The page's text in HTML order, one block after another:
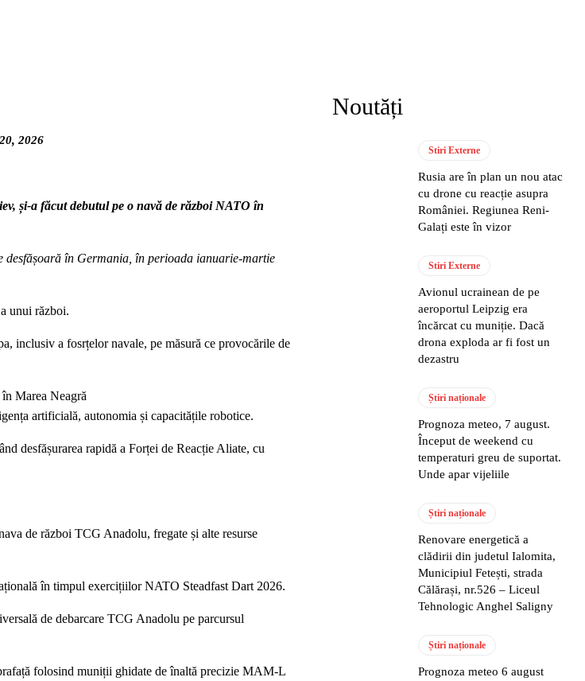
2026
și-a făcut debutul pe o navă de război NATO în
desfășoară în Germania, în perioada ianuarie-martie
unui război.
inclusiv a fosrțelor navale, pe măsură ce provocările de
Marea Neagră
artificială, autonomia și capacitățile robotice.
desfășurarea rapidă a Forței de Reacție Aliate, cu
de război TCG Anadolu, fregate și alte resurse
în timpul exercițiilor NATO Steadfast Dart 2026.
de debarcare TCG Anadolu pe parcursul
folosind muniții ghidate de înaltă precizie MAM-L
Noutăți
Stiri Externe
Rusia are în plan un nou atac
cu drone cu reacție asupra
României. Regiunea Reni-
Galați este în vizor
Stiri Externe
Avionul ucrainean de pe
aeroportul Leipzig era
încărcat cu muniție. Dacă
drona exploda ar fi fost un
dezastru
Știri naționale
Prognoza meteo, 7 august.
Început de weekend cu
temperaturi greu de suportat.
Unde apar vijeliile
Știri naționale
Renovare energetică a
clădirii din judetul Ialomita,
Municipiul Fetești, strada
Călărași, nr.526 – Liceul
Tehnologic Anghel Saligny
Știri naționale
Prognoza meteo 6 august